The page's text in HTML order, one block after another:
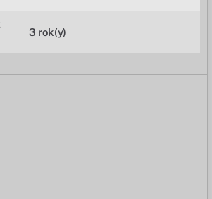
3 rok(y)